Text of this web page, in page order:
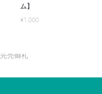
ム】
¥1,000